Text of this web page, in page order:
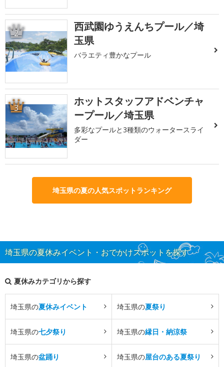
2
西武園ゆうえんちプール／埼
玉県
バラエティ豊かなプール
3
ホットスタッフアドベンチャ
ープール／埼玉県
多彩なプールと3種類のウォータースライ
ダー
埼玉県の夏の人気スポットランキング
埼玉県の夏休みイベント・おでかけスポットを探す
夏休みカテゴリから探す
埼玉県の夏休みイベント 埼玉県の夏祭り
埼玉県の七夕祭り 埼玉県の縁日・納涼祭
埼玉県の盆踊り 埼玉県の屋台のある夏祭り